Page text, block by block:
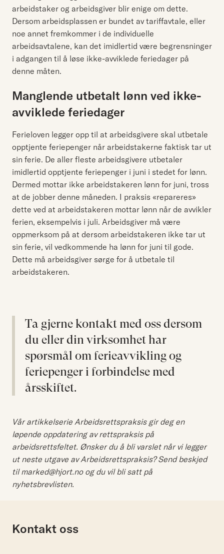
arbeidstaker og arbeidsgiver blir enige om dette.
Dersom arbeidsplassen er bundet av tariffavtale, eller
noe annet fremkommer i de individuelle
arbeidsavtalene, kan det imidlertid være begrensninger
i adgangen til å løse ikke-avviklede feriedager på
denne måten.
Manglende utbetalt lønn ved ikke-
avviklede feriedager
Ferieloven legger opp til at arbeidsgivere skal utbetale
opptjente feriepenger når arbeidstakerne faktisk tar ut
sin ferie. De aller fleste arbeidsgivere utbetaler
imidlertid opptjente feriepenger i juni i stedet for lønn.
Dermed mottar ikke arbeidstakeren lønn for juni, tross
at de jobber denne måneden. I praksis «repareres»
dette ved at arbeidstakeren mottar lønn når de avvikler
ferien, eksempelvis i juli. Arbeidsgiver må være
oppmerksom på at dersom arbeidstakeren ikke tar ut
sin ferie, vil vedkommende ha lønn for juni til gode.
Dette må arbeidsgiver sørge for å utbetale til
arbeidstakeren.
Ta gjerne kontakt med oss dersom
du eller din virksomhet har
spørsmål om ferieavvikling og
feriepenger i forbindelse med
årsskiftet.
Vår artikkelserie Arbeidsrettspraksis gir deg en
løpende oppdatering av rettspraksis på
arbeidsrettsfeltet. Ønsker du å bli varslet når vi legger
ut neste utgave av Arbeidsrettspraksis? Send beskjed
til marked@hjort.no og du vil bli satt på
nyhetsbrevlisten.
Kontakt oss